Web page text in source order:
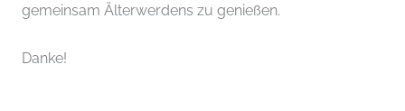
gemeinsam Älterwerdens zu genießen.
Danke!